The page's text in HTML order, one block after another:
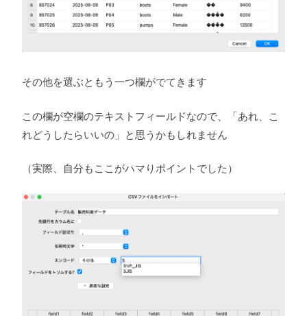
その他を選ぶともう一つ欄がでてきます
この欄が空欄のテキストフィールドなので、「あれ、こ
れどうしたらいいの」と思うかもしれません
（実際、自分もここがハマりポイントでした）